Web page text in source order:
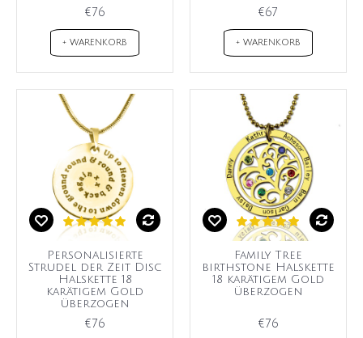
€76
+ WARENKORB
€67
+ WARENKORB
Personalisierte
Strudel der Zeit Disc
Halskette 18
karätigem Gold
überzogen
€76
Family Tree
birthstone Halskette
18 karätigem Gold
überzogen
€76